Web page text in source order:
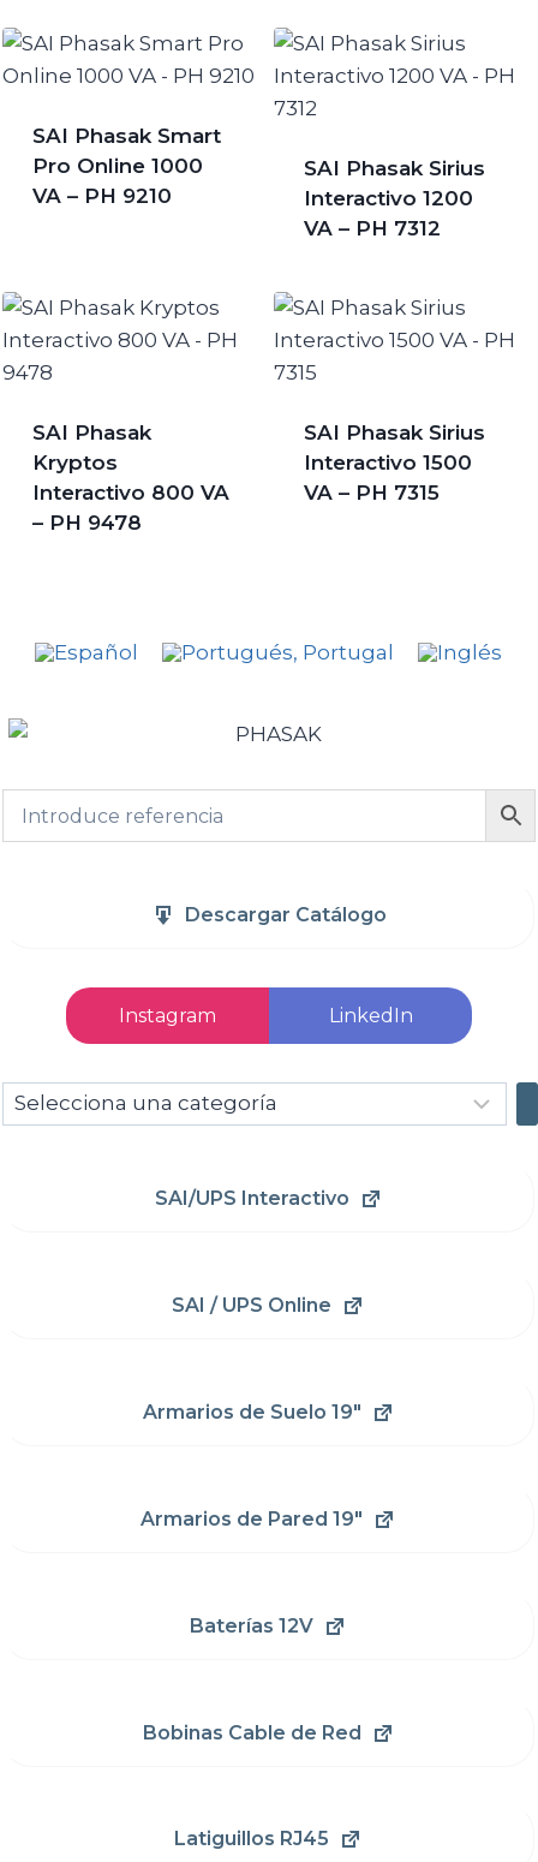
SAI Phasak Smart
Pro Online 1000
VA – PH 9210
SAI Phasak Sirius
Interactivo 1200
VA – PH 7312
SAI Phasak
Kryptos
Interactivo 800 VA
– PH 9478
SAI Phasak Sirius
Interactivo 1500
VA – PH 7315
Descargar Catálogo
Instagram LinkedIn
Selecciona
una
SAI/UPS Interactivo
SAI / UPS Online
Armarios de Suelo 19"
Armarios de Pared 19"
Baterías 12V
Bobinas Cable de Red
Latiguillos RJ45